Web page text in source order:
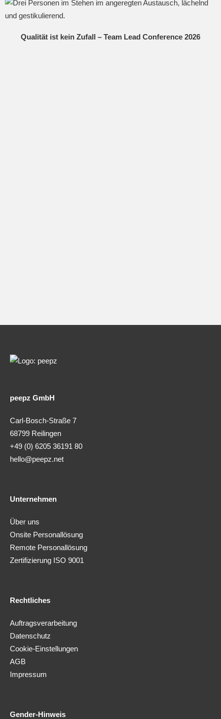
Qualität ist kein Zufall – Team Lead Conference 2026
peepz GmbH
Carl-Bosch-Straße 7
68799 Reilingen
+49 (0) 6205 36191 80
hello@peepz.net
Unternehmen
Über uns
Onsite Personallösung
Remote Personallösung
Zertifizierung ISO 9001
Rechtliches
Auftragsverarbeitung
Datenschutz
Cookie-Einstellungen
AGB
Impressum
Gender-Hinweis